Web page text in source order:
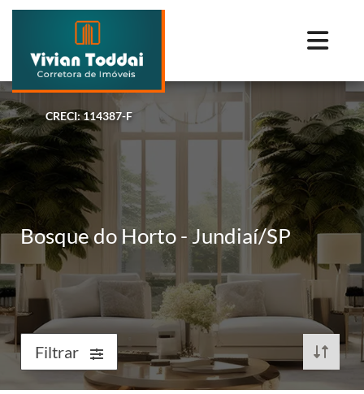
CRECI: 114387-F
Bosque do Horto - Jundiaí/SP
Filtrar